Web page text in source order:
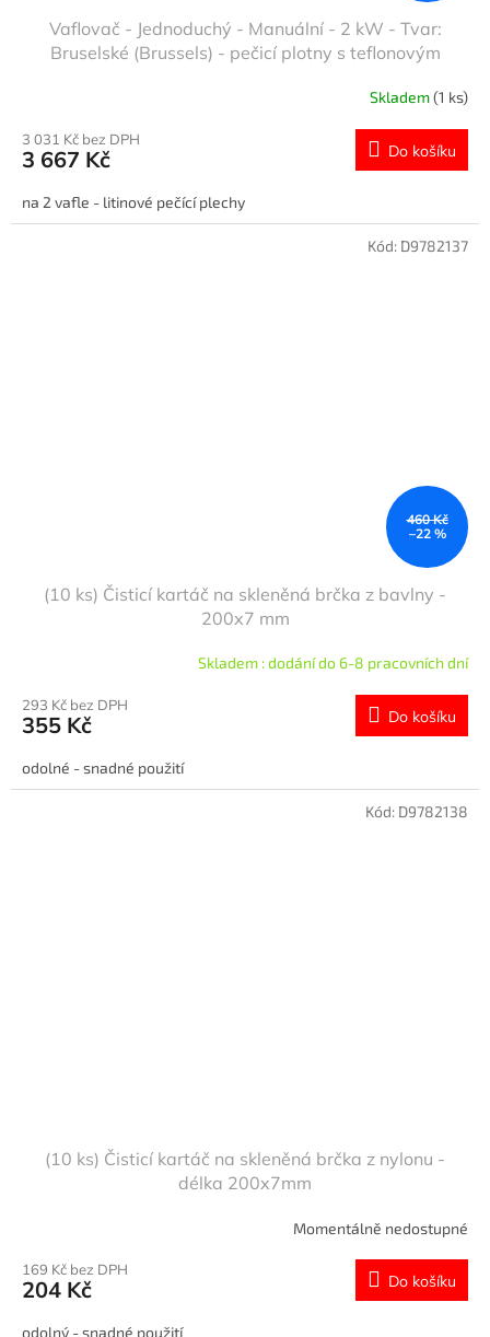
Vaflovač - Jednoduchý - Manuální - 2 kW - Tvar:
Bruselské (Brussels) - pečicí plotny s teflonovým
Skladem(1 ks)
3 031 Kč bez DPH
3 667 Kč Do košíku
na 2 vafle - litinové pečící plechy
460 Kč
–22 %
(10 ks) Čisticí kartáč na skleněná brčka z bavlny -
200x7 mm
Skladem : dodání do 6-8 pracovních dní
293 Kč bez DPH
355 Kč Do košíku
odolné - snadné použití
Kód: D9782137
(10 ks) Čisticí kartáč na skleněná brčka z nylonu -
délka 200x7mm
Momentálně nedostupné
169 Kč bez DPH
204 Kč Do košíku
odolný - snadné použití
Kód: D9782138